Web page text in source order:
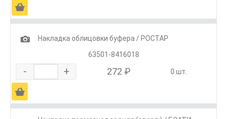
Ä
1
Накладка облицовки буфера / РОСТАР
63501-8416018
- + 272 ₽ 0 шт.
Ä